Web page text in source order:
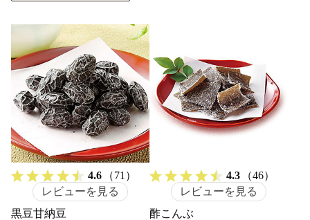
4.6
（71）
レビューを見る
黒豆甘納豆
4.3
（46）
レビューを見る
酢こんぶ